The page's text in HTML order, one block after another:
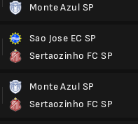
Monte Azul SP
Sao Jose EC SP
Sertaozinho FC SP
Monte Azul SP
Sertaozinho FC SP